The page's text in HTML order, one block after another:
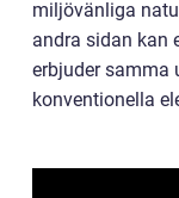
miljövänliga
andra sidan kan
erbjuder samma
konventionella